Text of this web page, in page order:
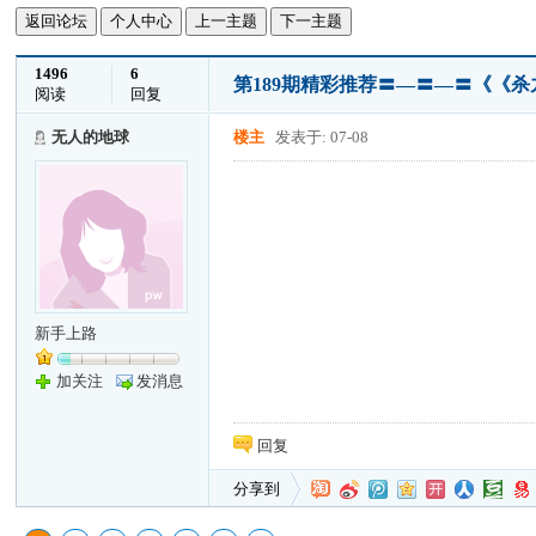
返回论坛 个人中心 上一主题 下一主题
1496
阅读
6
回复
第189期精彩推荐〓—〓—〓《《
无人的地球
新手上路
加关注 发消息
楼主 发表于: 07-08
回复
分享到